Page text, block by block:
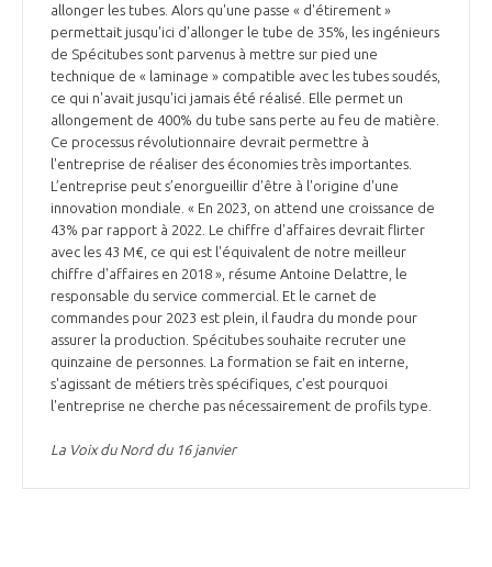
allonger les tubes. Alors qu'une passe « d'étirement »
permettait jusqu'ici d'allonger le tube de 35%, les ingénieurs
de Spécitubes sont parvenus à mettre sur pied une
technique de « laminage » compatible avec les tubes soudés,
ce qui n'avait jusqu'ici jamais été réalisé. Elle permet un
allongement de 400% du tube sans perte au feu de matière.
Ce processus révolutionnaire devrait permettre à
l'entreprise de réaliser des économies très importantes.
L’entreprise peut s’enorgueillir d'être à l'origine d'une
innovation mondiale. « En 2023, on attend une croissance de
43% par rapport à 2022. Le chiffre d'affaires devrait flirter
avec les 43 M€, ce qui est l'équivalent de notre meilleur
chiffre d'affaires en 2018 », résume Antoine Delattre, le
responsable du service commercial. Et le carnet de
commandes pour 2023 est plein, il faudra du monde pour
assurer la production. Spécitubes souhaite recruter une
quinzaine de personnes. La formation se fait en interne,
s'agissant de métiers très spécifiques, c'est pourquoi
l'entreprise ne cherche pas nécessairement de profils type.
La Voix du Nord du 16 janvier